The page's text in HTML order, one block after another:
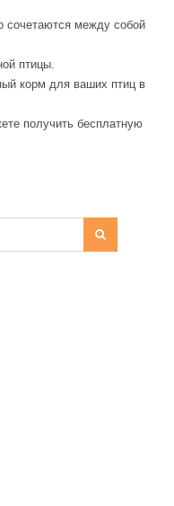
сочетаются между собой
птицы.
корм для ваших птиц в
получить бесплатную